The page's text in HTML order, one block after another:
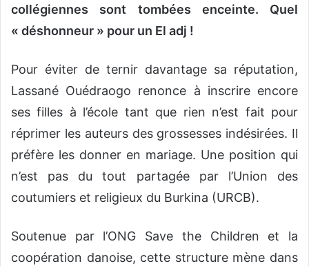
collégiennes sont tombées enceinte. Quel
« déshonneur » pour un El adj !
Pour éviter de ternir davantage sa réputation,
Lassané Ouédraogo renonce à inscrire encore
ses filles à l’école tant que rien n’est fait pour
réprimer les auteurs des grossesses indésirées. Il
préfère les donner en mariage. Une position qui
n’est pas du tout partagée par l’Union des
coutumiers et religieux du Burkina (URCB).
Soutenue par l’ONG Save the Children et la
coopération danoise, cette structure mène dans